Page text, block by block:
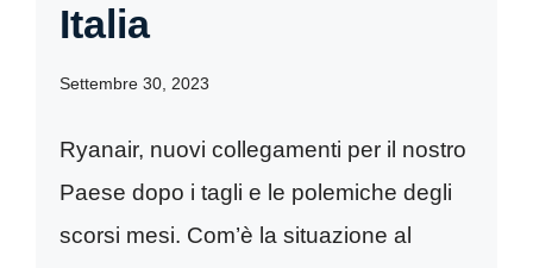
Italia
Settembre 30, 2023
Ryanair, nuovi collegamenti per il nostro
Paese dopo i tagli e le polemiche degli
scorsi mesi. Com’è la situazione al